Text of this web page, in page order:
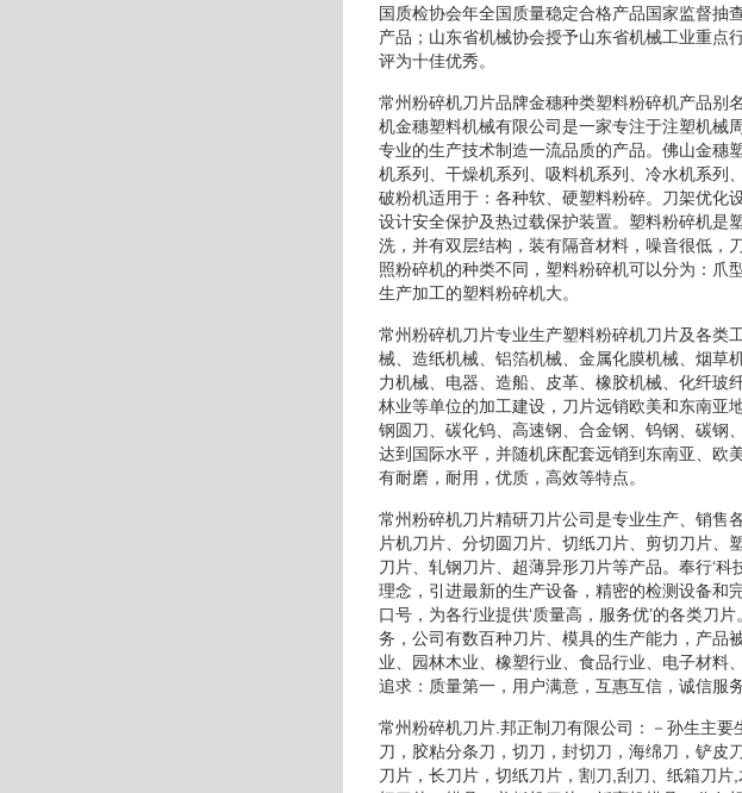
国质检协会年全国质量稳定合格产品国家监督抽
产品；山东省机械协会授予山东省机械工业重点
评为十佳优秀。
常州粉碎机刀片品牌金穗种类塑料粉碎机产品别
机金穗塑料机械有限公司是一家专注于注塑机械
专业的生产技术制造一流品质的产品。佛山金穗
机系列、干燥机系列、吸料机系列、冷水机系列
破粉机适用于：各种软、硬塑料粉碎。刀架优化
设计安全保护及热过载保护装置。塑料粉碎机是
洗，并有双层结构，装有隔音材料，噪音很低，
照粉碎机的种类不同，塑料粉碎机可以分为：爪
生产加工的塑料粉碎机大。
常州粉碎机刀片专业生产塑料粉碎机刀片及各类
械、造纸机械、铝箔机械、金属化膜机械、烟草
力机械、电器、造船、皮革、橡胶机械、化纤玻
林业等单位的加工建设，刀片远销欧美和东南亚
钢圆刀、碳化钨、高速钢、合金钢、钨钢、碳钢
达到国际水平，并随机床配套远销到东南亚、欧
有耐磨，耐用，优质，高效等特点。
常州粉碎机刀片精研刀片公司是专业生产、销售
片机刀片、分切圆刀片、切纸刀片、剪切刀片、
刀片、轧钢刀片、超薄异形刀片等产品。奉行‘
理念，引进最新的生产设备，精密的检测设备和
口号，为各行业提供‘质量高，服务优’的各类刀
务，公司有数百种刀片、模具的生产能力，产品
业、园林木业、橡塑行业、食品行业、电子材料
追求：质量第一，用户满意，互惠互信，诚信服
常州粉碎机刀片.邦正制刀有限公司：－孙生主
刀，胶粘分条刀，切刀，封切刀，海绵刀，铲皮
刀片，长刀片，切纸刀片，割刀,刮刀、纸箱刀